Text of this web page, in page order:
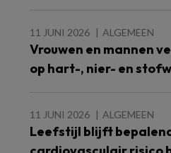
11 JUNI 2026 ALGEMEEN
Vrouwen en mannen
op hart-, nier- en
11 JUNI 2026 ALGEMEEN
Leefstijl blijft